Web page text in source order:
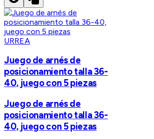
URREA
Juego de arnés de
posicionamiento talla 36-
40, juego con 5 piezas
Juego de arnés de
posicionamiento talla 36-
40, juego con 5 piezas